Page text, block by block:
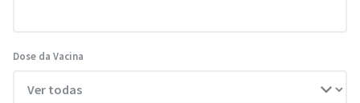
Dose da Vacina